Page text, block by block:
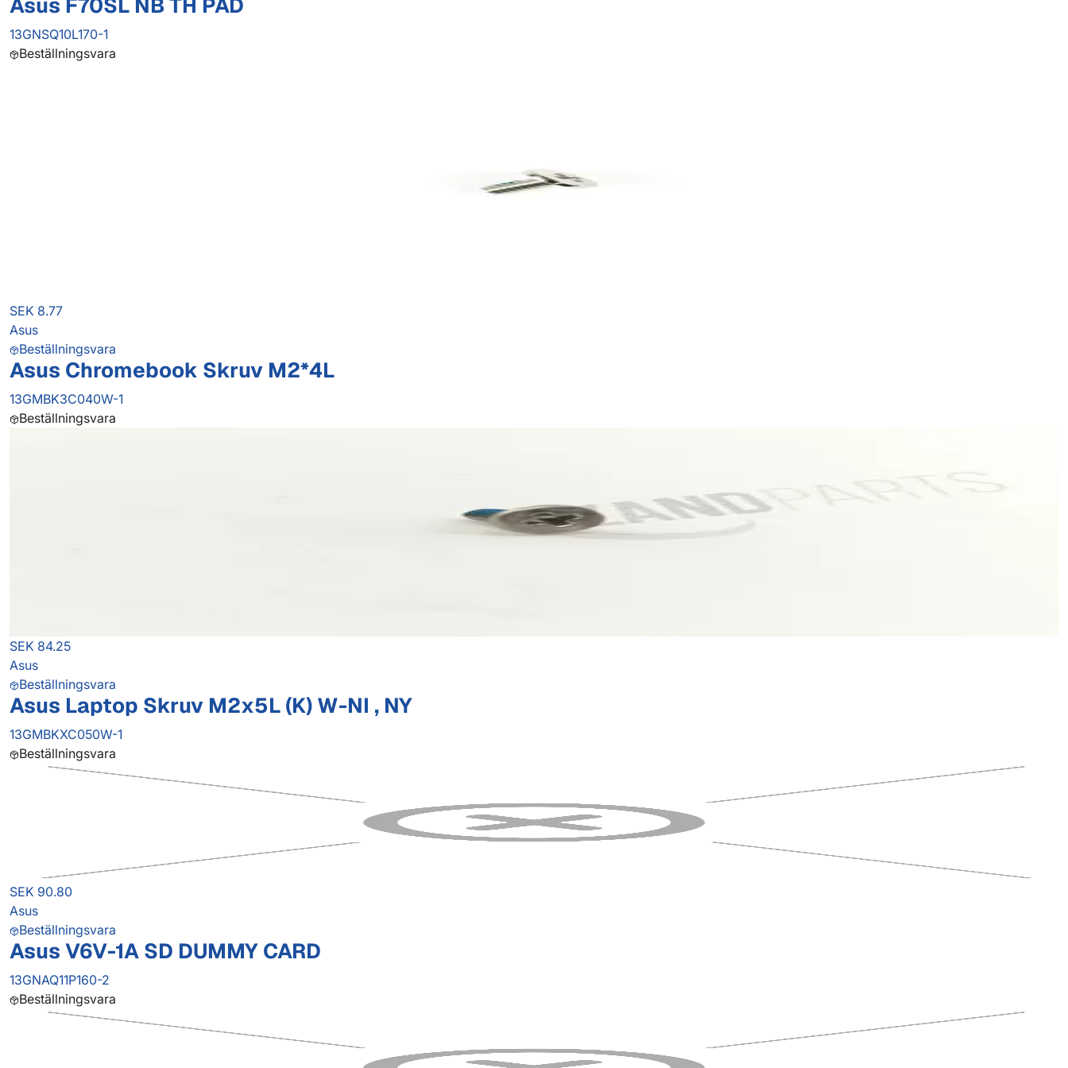
Asus F70SL NB TH PAD
13GNSQ10L170-1
Beställningsvara
SEK 8.77
Asus
Beställningsvara
Asus Chromebook Skruv M2*4L
13GMBK3C040W-1
Beställningsvara
SEK 84.25
Asus
Beställningsvara
Asus Laptop Skruv M2x5L (K) W-NI , NY
13GMBKXC050W-1
Beställningsvara
SEK 90.80
Asus
Beställningsvara
Asus V6V-1A SD DUMMY CARD
13GNAQ11P160-2
Beställningsvara